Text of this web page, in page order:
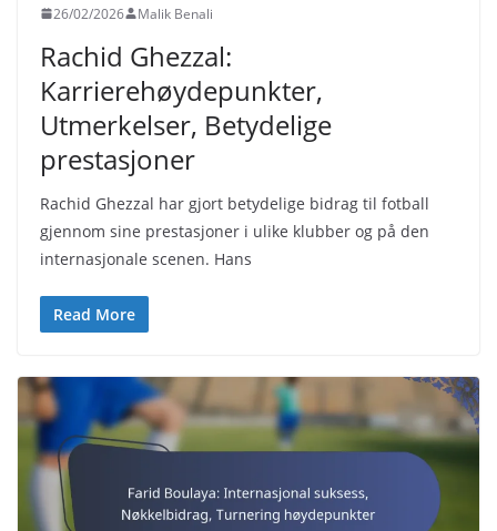
26/02/2026 Malik Benali
Rachid Ghezzal:
Karrierehøydepunkter,
Utmerkelser, Betydelige
prestasjoner
Rachid Ghezzal har gjort betydelige bidrag til fotball
gjennom sine prestasjoner i ulike klubber og på den
internasjonale scenen. Hans
Read More